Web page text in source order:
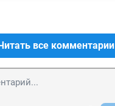
все комментарии